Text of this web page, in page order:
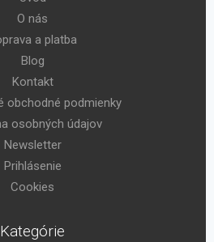
O nás
a platba
Blog
Kontakt
obchodné podmienky
osobných údajov
Newsletter
Prihlásenie
Cookies
Kategórie